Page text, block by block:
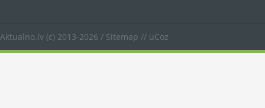
Aktualno.lv (c) 2013-2026 / Sitemap // uCoz